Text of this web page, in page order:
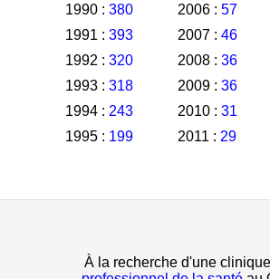
1990 : 380
1991 : 393
1992 : 320
1993 : 318
1994 : 243
1995 : 199
2006 : 57
2007 : 46
2008 : 36
2009 : 36
2010 : 31
2011 : 29
À la recherche d'une